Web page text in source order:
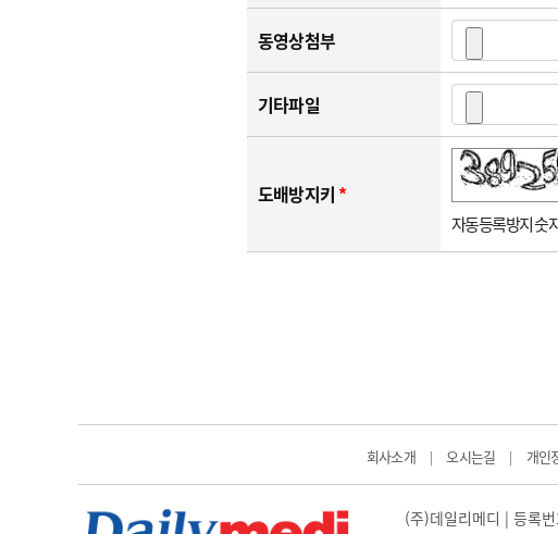
동영상첨부
기타파일
도배방지키 *
자동등록방지 숫
회사소개 | 오시는길 | 개인
(주)데일리메디 | 등록